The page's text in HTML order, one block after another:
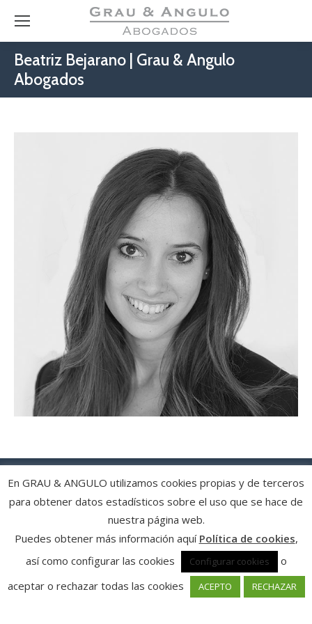
Beatriz Bejarano | Grau & Angulo
Abogados
Política de privacidad y condiciones de uso | Política de cookies|
© Grau & Angulo Abogados
En GRAU & ANGULO utilizamos cookies propias y de terceros
para obtener datos estadísticos sobre el uso que se hace de
nuestra página web.
Puedes obtener más información aquí Política de cookies,
así como configurar las cookies
Configurar cookies
o
aceptar o rechazar todas las cookies
ACEPTO RECHAZAR